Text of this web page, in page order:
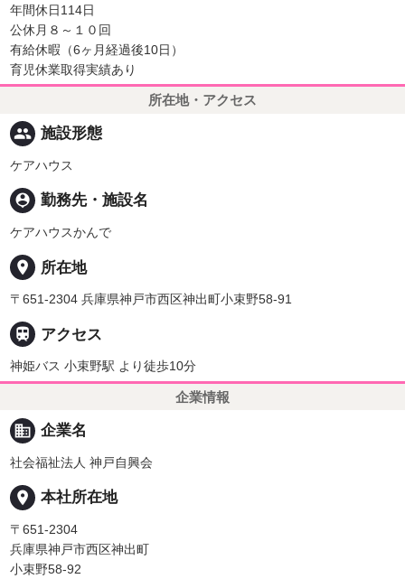
年間休日114日
公休月８～１０回
有給休暇（6ヶ月経過後10日）
育児休業取得実績あり
所在地・アクセス
people 施設形態
ケアハウス
person_pin 勤務先・施設名
ケアハウスかんで
place 所在地
〒651-2304 兵庫県神戸市西区神出町小束野58-91
 アクセス
神姫バス 小束野駅 より徒歩10分
企業情報
business 企業名
社会福祉法人 神戸自興会
place 本社所在地
〒651-2304
兵庫県神戸市西区神出町
小束野58-92